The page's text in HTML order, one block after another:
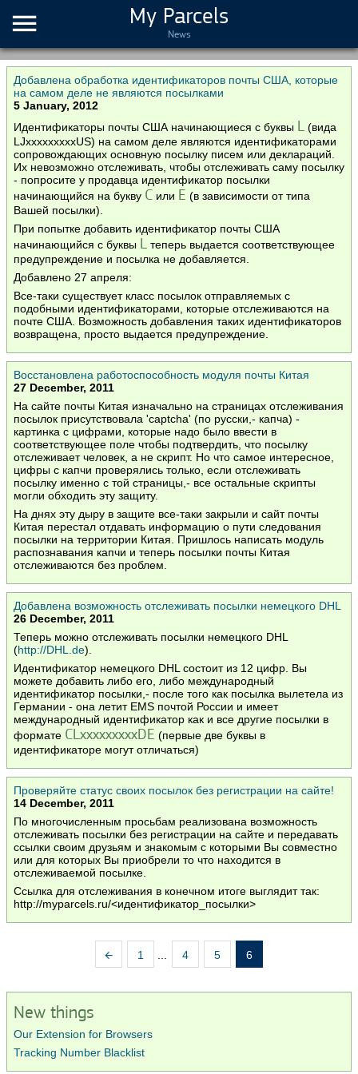
My Parcels
News
Добавлена обработка идентификаторов почты США, которые
на самом деле не являются посылками
5 January, 2012
Идентификаторы почты США начинающиеся с буквы L (вида
LJxxxxxxxxxUS) на самом деле являются идентификаторами
сопровождающих основную посылку писем или деклараций.
Их невозможно отслеживать, чтобы отслеживать саму посылку
- попросите у продавца идентификатор посылки
начинающийся на букву C или E (в зависимости от типа
Вашей посылки).
При попытке добавить идентификатор почты США
начинающийся с буквы L теперь выдается соответствующее
предупреждение и посылка не добавляется.
Добавлено 27 апреля:
Все-таки существует класс посылок отправляемых с
подобными идентификаторами, которые отслеживаются на
почте США. Возможность добавления таких идентификаторов
возвращена, просто выдается предупреждение.
Восстановлена работоспособность модуля почты Китая
27 December, 2011
На сайте почты Китая изначально на страницах отслеживания
посылок присутствовала 'captcha' (по русски,- капча) -
картинка с цифрами, которые надо было ввести в
соответствующее поле чтобы подтвердить, что посылку
отслеживает человек, а не скрипт. Но что самое интересное,
цифры с капчи проверялись только, если отслеживать
посылку именно с той страницы,- все остальные скрипты
могли обходить эту защиту.
На днях эту дыру в защите все-таки закрыли и сайт почты
Китая перестал отдавать информацию о пути следования
посылки на территории Китая. Пришлось написать модуль
распознавания капчи и теперь посылки почты Китая
отслеживаются без проблем.
Добавлена возможность отслеживать посылки немецкого DHL
26 December, 2011
Теперь можно отслеживать посылки немецкого DHL
(http://DHL.de).
Идентификатор немецкого DHL состоит из 12 цифр. Вы
можете добавить либо его, либо международный
идентификатор посылки,- после того как посылка вылетела из
Германии - она летит EMS почтой России и имеет
международный идентификатор как и все другие посылки в
формате CLxxxxxxxxxDE (первые две буквы в
идентификаторе могут отличаться)
Проверяйте статус своих посылок без регистрации на сайте!
14 December, 2011
По многочисленным просьбам реализована возможность
отслеживать посылки без регистрации на сайте и передавать
ссылки своим друзьям и знакомым с которыми Вы совместно
или для которых Вы приобрели то что находится в
отслеживаемой посылке.
Ссылка для отслеживания в конечном итоге выглядит так:
http://myparcels.ru/<идентификатор_посылки>
1 4 5 6
New things
Our Extension for Browsers
Tracking Number Blacklist